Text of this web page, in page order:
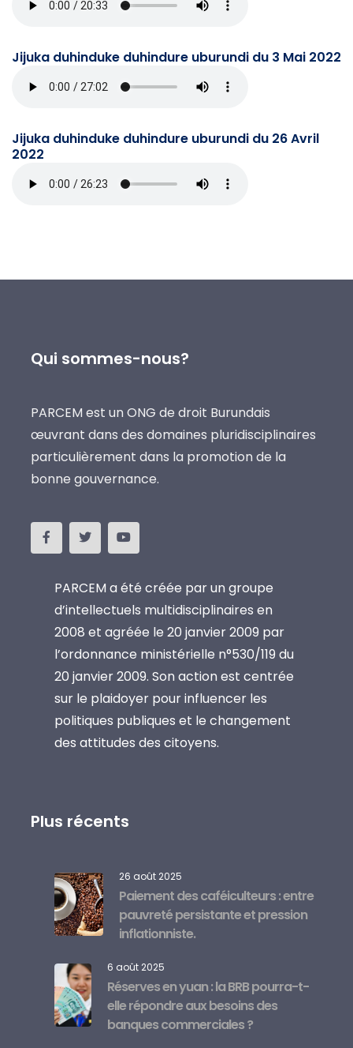
Jijuka duhinduke duhindure uburundi du 3 Mai 2022
Jijuka duhinduke duhindure uburundi du 26 Avril
2022
Qui sommes-nous?
PARCEM est un ONG de droit Burundais
œuvrant dans des domaines pluridisciplinaires
particulièrement dans la promotion de la
bonne gouvernance.
PARCEM a été créée par un groupe
d’intellectuels multidisciplinaires en
2008 et agréée le 20 janvier 2009 par
l’ordonnance ministérielle n°530/119 du
20 janvier 2009. Son action est centrée
sur le plaidoyer pour influencer les
politiques publiques et le changement
des attitudes des citoyens.
Plus récents
26 août 2025
Paiement des caféiculteurs : entre
pauvreté persistante et pression
inflationniste.
6 août 2025
Réserves en yuan : la BRB pourra-t-
elle répondre aux besoins des
banques commerciales ?